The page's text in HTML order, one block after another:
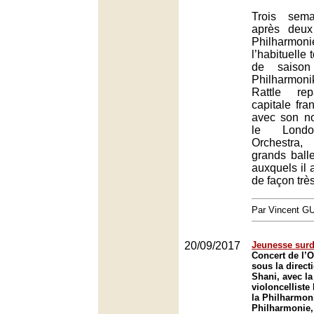
Trois
après
l’habituelle
de
Rattle
capitale
avec son
le
grands
auxquels il
de façon
Par Vincent
20/09/2017
Jeunesse
Concert de
sous la
Shani, avec
violoncelliste
la